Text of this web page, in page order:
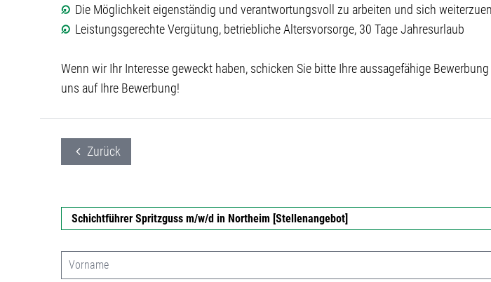
Die Möglichkeit eigenständig und verantwortungsvoll zu arbeiten und sich
Leistungsgerechte Vergütung, betriebliche Altersvorsorge, 30 Tage Jahresurlaub
Wenn wir Ihr Interesse geweckt haben, schicken Sie bitte Ihre aussagefähige
uns auf Ihre Bewerbung!
Zurück